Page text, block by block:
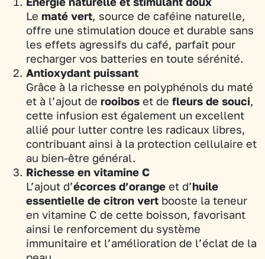
Le maté vert, source de caféine naturelle,
offre une stimulation douce et durable sans
les effets agressifs du café, parfait pour
recharger vos batteries en toute sérénité.
Antioxydant puissant
Grâce à la richesse en polyphénols du maté
et à l’ajout de rooibos et de fleurs de souci,
cette infusion est également un excellent
allié pour lutter contre les radicaux libres,
contribuant ainsi à la protection cellulaire et
au bien-être général.
Richesse en vitamine C
L’ajout d’écorces d’orange et d’huile
essentielle de citron vert booste la teneur
en vitamine C de cette boisson, favorisant
ainsi le renforcement du système
immunitaire et l’amélioration de l’éclat de la